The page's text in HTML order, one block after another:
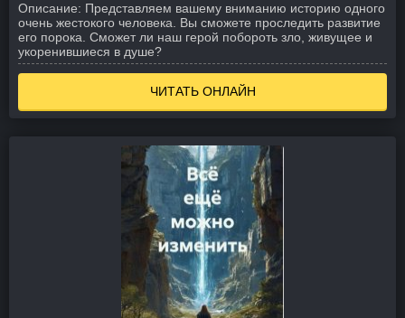
Описание: Представляем вашему вниманию историю одного
очень жестокого человека. Вы сможете проследить развитие
его порока. Сможет ли наш герой побороть зло, живущее и
укоренившиеся в душе?
ЧИТАТЬ ОНЛАЙН